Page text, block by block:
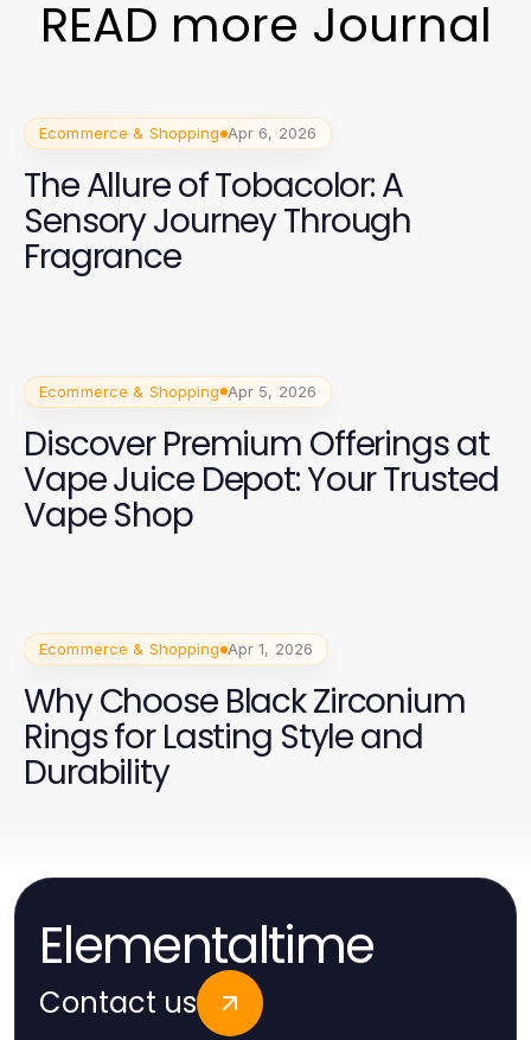
READ more Journal
Ecommerce & Shopping Apr 6, 2026
The Allure of Tobacolor: A
Sensory Journey Through
Fragrance
Ecommerce & Shopping Apr 5, 2026
Discover Premium Offerings at
Vape Juice Depot: Your Trusted
Vape Shop
Ecommerce & Shopping Apr 1, 2026
Why Choose Black Zirconium
Rings for Lasting Style and
Durability
Elementaltime
Contact us